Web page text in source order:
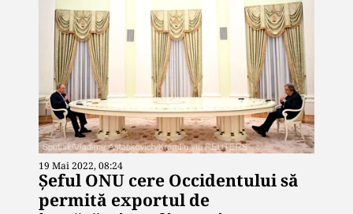
19 Mai 2022, 08:24
Șeful ONU cere Occidentului să
permită exportul de